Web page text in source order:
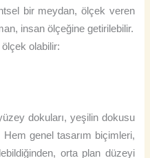
bir meydan, ölçek veren
insan ölçeğine getirilebilir.
olabilir:
dokuları, yeşilin dokusu
Hem genel tasarım biçimleri,
orta plan düzeyi